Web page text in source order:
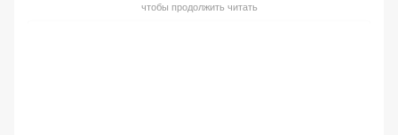
чтобы продолжить читать